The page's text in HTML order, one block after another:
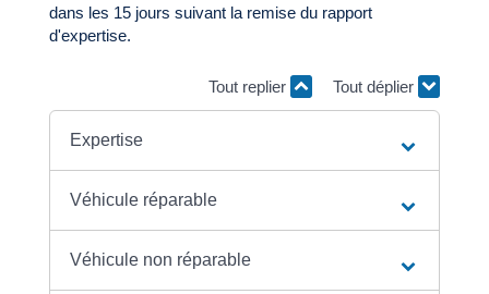
dans les 15 jours suivant la remise du rapport
d'expertise.
Tout replier Tout déplier
Expertise
Véhicule réparable
Véhicule non réparable